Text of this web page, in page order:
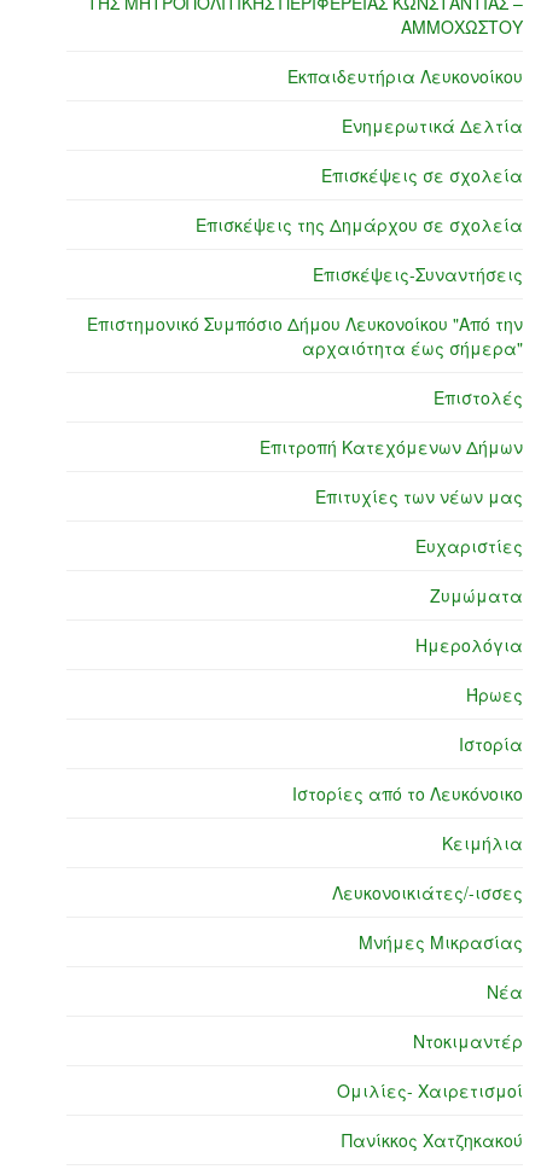
ΑΜΜΟΧΩΣΤΟΥ
Εκπαιδευτήρια Λευκονοίκου
Ενημερωτικά Δελτία
Επισκέψεις σε σχολεία
Επισκέψεις της Δημάρχου σε σχολεία
Επισκέψεις-Συναντήσεις
Επιστημονικό Συμπόσιο Δήμου Λευκονοίκου "Από την
αρχαιότητα έως σήμερα"
Επιστολές
Επιτροπή Κατεχόμενων Δήμων
Επιτυχίες των νέων μας
Ευχαριστίες
Ζυμώματα
Ημερολόγια
Ήρωες
Ιστορία
Ιστορίες από το Λευκόνοικο
Κειμήλια
Λευκονοικιάτες/-ισσες
Μνήμες Μικρασίας
Νέα
Ντοκιμαντέρ
Ομιλίες- Χαιρετισμοί
Πανίκκος Χατζηκακού